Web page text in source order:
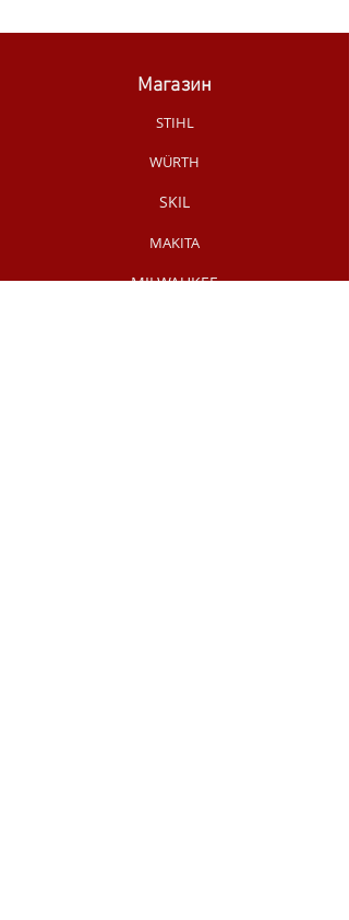
Магазин
STIHL
WÜRTH
SKIL
MAKITA
MILWAUKEE